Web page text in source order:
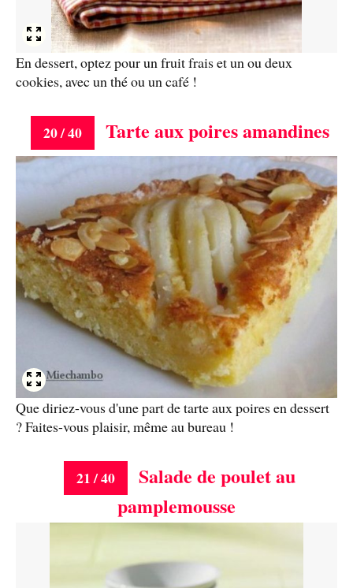
En dessert, optez pour un fruit frais et un ou deux
cookies, avec un thé ou un café !
20 / 40 Tarte aux poires amandines
Que diriez-vous d'une part de tarte aux poires en dessert
? Faites-vous plaisir, même au bureau !
21 / 40
Salade de poulet au
pamplemousse